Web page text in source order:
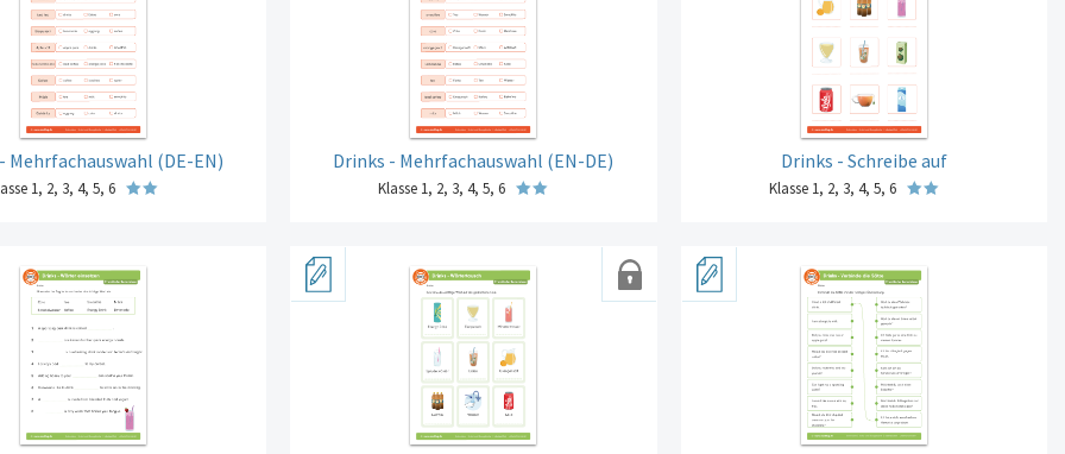
Mehrfachauswahl (DE-EN)
1, 2, 3, 4, 5, 6
Drinks - Mehrfachauswahl (EN-DE)
Klasse 1, 2, 3, 4, 5, 6
Drinks - Schreibe auf
Klasse 1, 2, 3, 4, 5, 6